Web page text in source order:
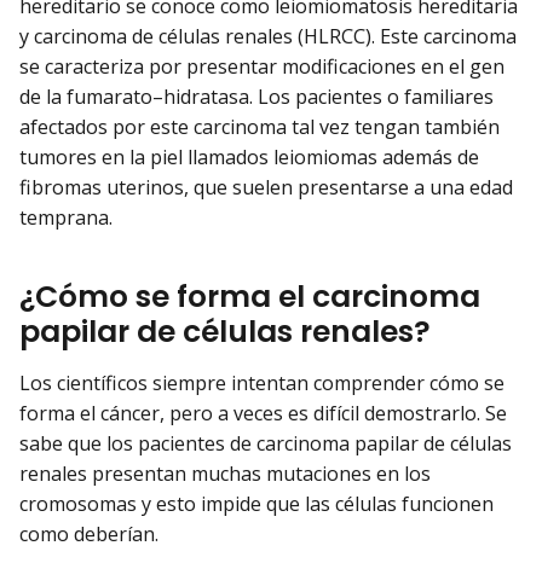
hereditario se conoce como leiomiomatosis hereditaria
y carcinoma de células renales (HLRCC). Este carcinoma
se caracteriza por presentar modificaciones en el gen
de la fumarato–hidratasa. Los pacientes o familiares
afectados por este carcinoma tal vez tengan también
tumores en la piel llamados leiomiomas además de
fibromas uterinos, que suelen presentarse a una edad
temprana.
¿Cómo se forma el carcinoma
papilar de células renales?
Los científicos siempre intentan comprender cómo se
forma el cáncer, pero a veces es difícil demostrarlo. Se
sabe que los pacientes de carcinoma papilar de células
renales presentan muchas mutaciones en los
cromosomas y esto impide que las células funcionen
como deberían.